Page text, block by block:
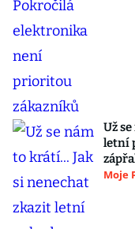
Už
letní
Moje